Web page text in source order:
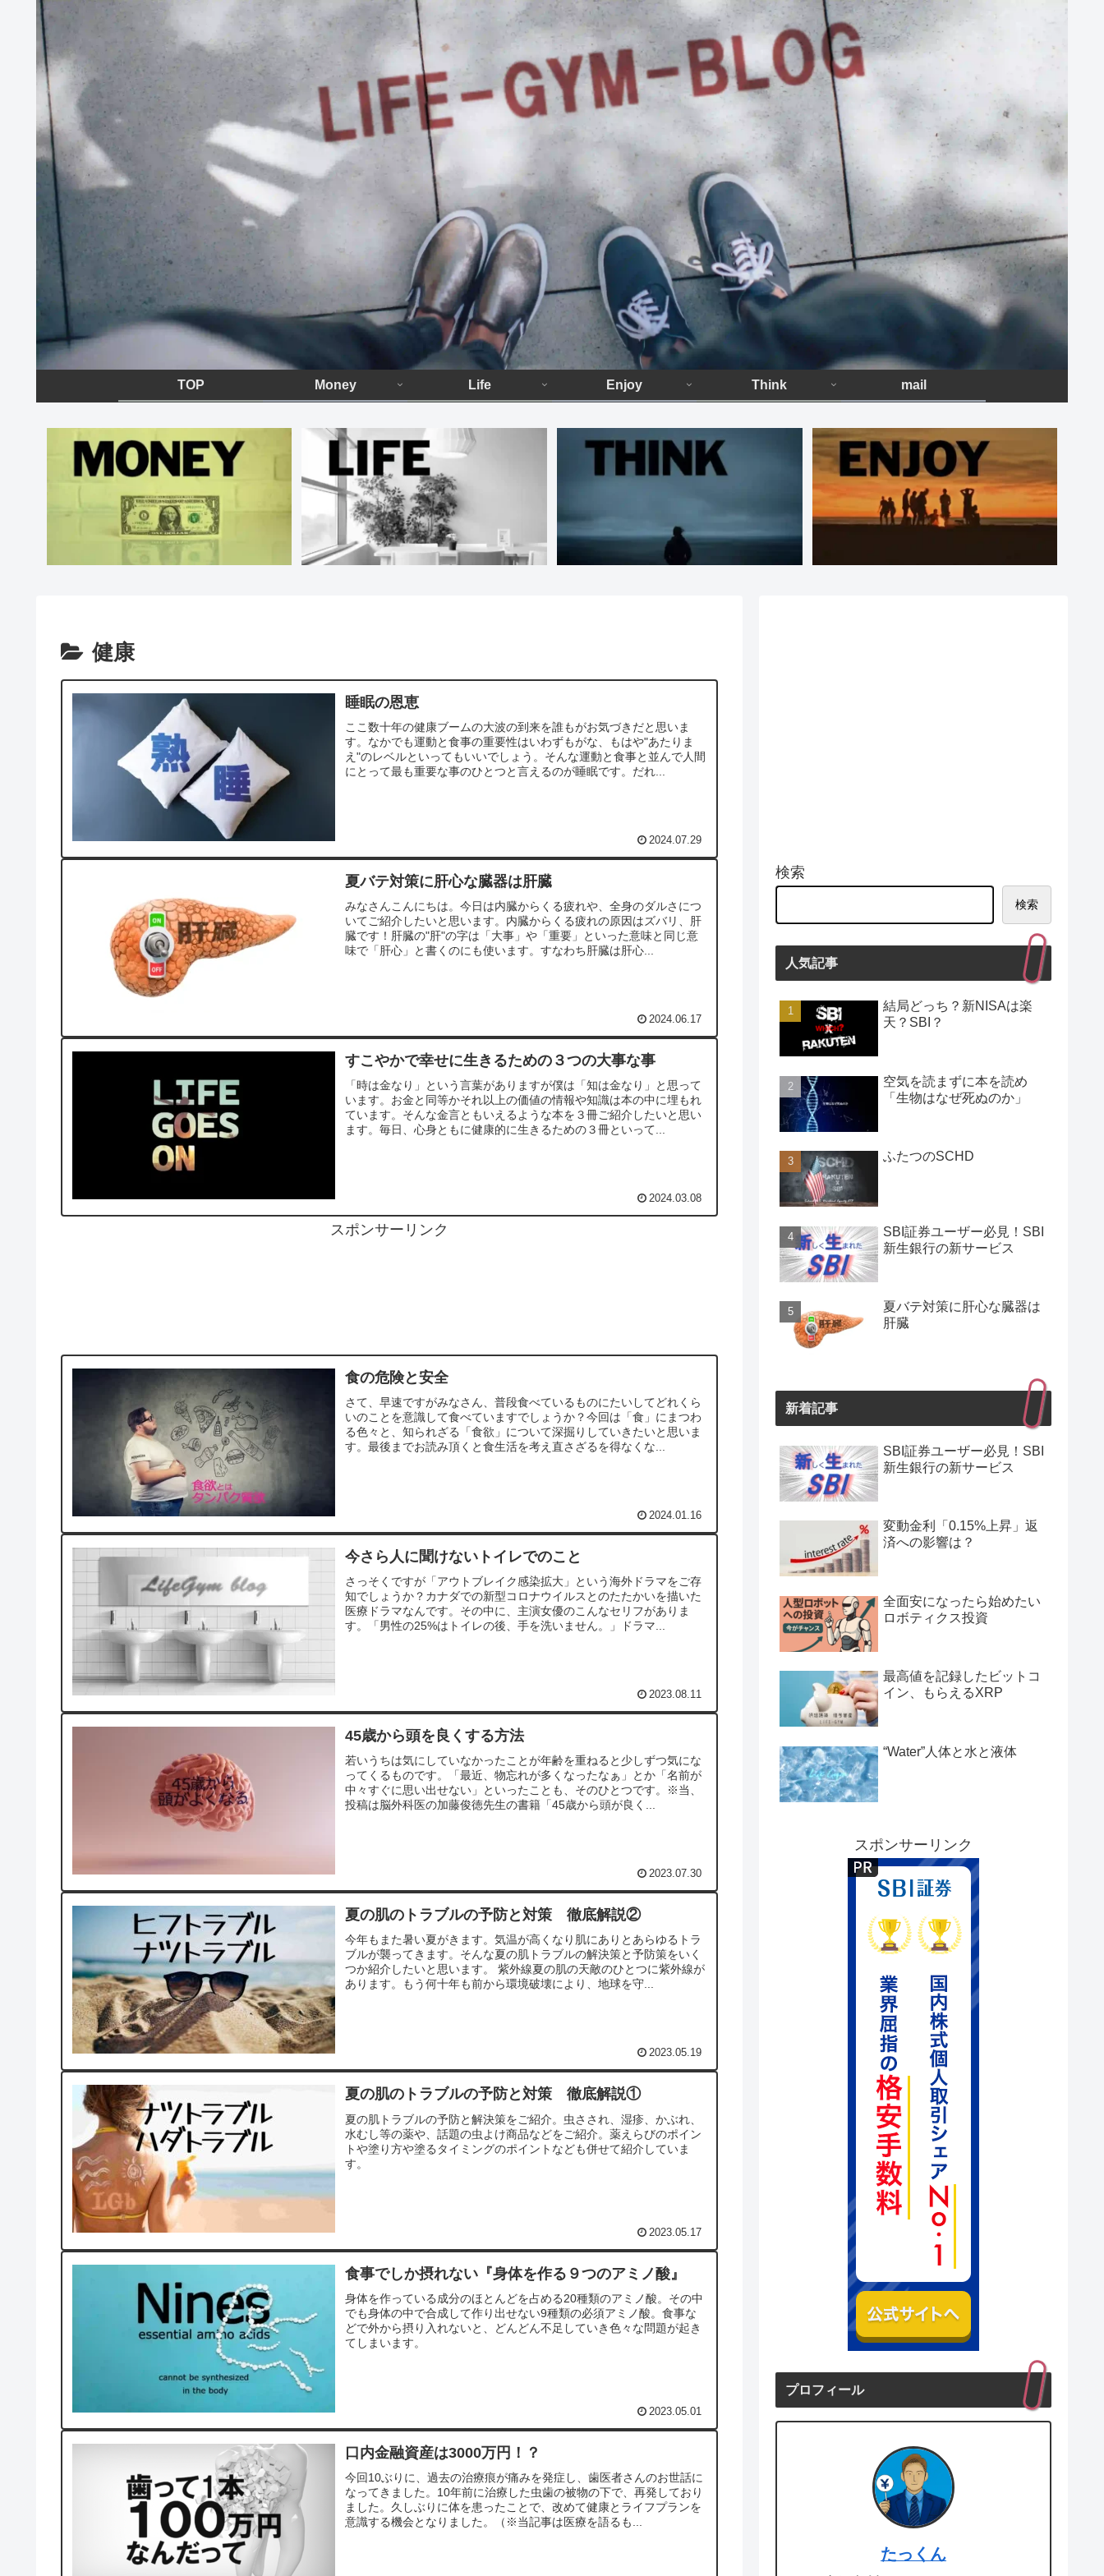
TOP Money Life Enjoy Think mail
健康
睡眠の恩恵
ここ数十年の健康ブームの大波の到来を誰もがお気づきだと思いま
す。なかでも運動と食事の重要性はいわずもがな、もはや"あたりま
え"のレベルといってもいいでしょう。そんな運動と食事と並んで人間
にとって最も重要な事のひとつと言えるのが睡眠です。だれ...
2024.07.29
夏バテ対策に肝心な臓器は肝臓
みなさんこんにちは。今日は内臓からくる疲れや、全身のダルさにつ
いてご紹介したいと思います。内臓からくる疲れの原因はズバリ、肝
臓です！肝臓の"肝"の字は「大事」や「重要」といった意味と同じ意
味で「肝心」と書くのにも使います。すなわち肝臓は肝心...
2024.06.17
すこやかで幸せに生きるための３つの大事な事
「時は金なり」という言葉がありますが僕は「知は金なり」と思って
います。お金と同等かそれ以上の価値の情報や知識は本の中に埋もれ
ています。そんな金言ともいえるような本を３冊ご紹介したいと思い
ます。毎日、心身ともに健康的に生きるための３冊といって...
2024.03.08
スポンサーリンク
食の危険と安全
さて、早速ですがみなさん、普段食べているものにたいしてどれくら
いのことを意識して食べていますでしょうか？今回は「食」にまつわ
る色々と、知られざる「食欲」について深掘りしていきたいと思いま
す。最後までお読み頂くと食生活を考え直さざるを得なくな...
2024.01.16
今さら人に聞けないトイレでのこと
さっそくですが「アウトブレイク感染拡大」という海外ドラマをご存
知でしょうか？カナダでの新型コロナウイルスとのたたかいを描いた
医療ドラマなんです。その中に、主演女優のこんなセリフがありま
す。「男性の25%はトイレの後、手を洗いません。」ドラマ...
2023.08.11
45歳から頭を良くする方法
若いうちは気にしていなかったことが年齢を重ねると少しずつ気にな
ってくるものです。「最近、物忘れが多くなったなぁ」とか「名前が
中々すぐに思い出せない」といったことも、そのひとつです。※当、
投稿は脳外科医の加藤俊徳先生の書籍「45歳から頭が良く...
2023.07.30
夏の肌のトラブルの予防と対策 徹底解説②
今年もまた暑い夏がきます。気温が高くなり肌にありとあらゆるトラ
ブルが襲ってきます。そんな夏の肌トラブルの解決策と予防策をいく
つか紹介したいと思います。 紫外線夏の肌の天敵のひとつに紫外線が
あります。もう何十年も前から環境破壊により、地球を守...
2023.05.19
夏の肌のトラブルの予防と対策 徹底解説①
夏の肌トラブルの予防と解決策をご紹介。虫さされ、湿疹、かぶれ、
水むし等の薬や、話題の虫よけ商品などをご紹介。薬えらびのポイン
トや塗り方や塗るタイミングのポイントなども併せて紹介していま
す。
2023.05.17
食事でしか摂れない『身体を作る９つのアミノ酸』
身体を作っている成分のほとんどを占める20種類のアミノ酸。その中
でも身体の中で合成して作り出せない9種類の必須アミノ酸。食事な
どで外から摂り入れないと、どんどん不足していき色々な問題が起き
てしまいます。
2023.05.01
口内金融資産は3000万円！？
今回10ぶりに、過去の治療痕が痛みを発症し、歯医者さんのお世話に
なってきました。10年前に治療した虫歯の被物の下で、再発しており
ました。久しぶりに体を患ったことで、改めて健康とライフプランを
意識する機会となりました。（※当記事は医療を語るも...
検索
検索
人気記事
結局どっち？新NISAは楽
天？SBI？
空気を読まずに本を読め
「生物はなぜ死ぬのか」
ふたつのSCHD
SBI証券ユーザー必見！SBI
新生銀行の新サービス
夏バテ対策に肝心な臓器は
肝臓
新着記事
SBI証券ユーザー必見！SBI
新生銀行の新サービス
変動金利「0.15%上昇」返
済への影響は？
全面安になったら始めたい
ロボティクス投資
最高値を記録したビットコ
イン、もらえるXRP
“Water”人体と水と液体
スポンサーリンク
プロフィール
たっくん